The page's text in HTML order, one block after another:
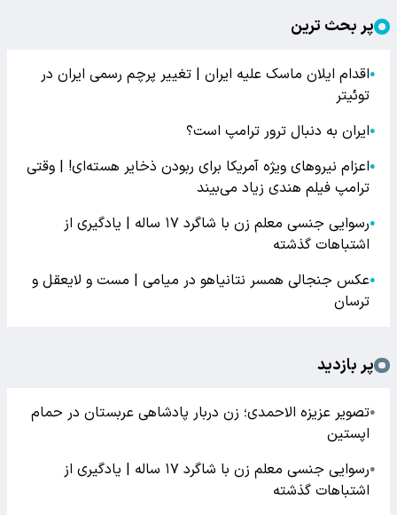
پر بحث ترین
●اقدام ایلان ماسک علیه ایران | تغییر پرچم رسمی ایران در
توئیتر
●ایران به دنبال ترور ترامپ است؟
●اعزام نیروهای ویژه آمریکا برای ربودن ذخایر هسته‌ای! | وقتی
ترامپ فیلم هندی زیاد می‌بیند
●
رسوایی جنسی معلم زن با شاگرد ۱۷ ساله | یادگیری از
اشتباهات گذشته
●عکس جنجالی همسر نتانیاهو در میامی | مست و لایعقل و
ترسان
پر بازدید
●تصویر عزیزه الاحمدی؛ زن دربار پادشاهی عربستان در حمام
اپستین
●
رسوایی جنسی معلم زن با شاگرد ۱۷ ساله | یادگیری از
اشتباهات گذشته